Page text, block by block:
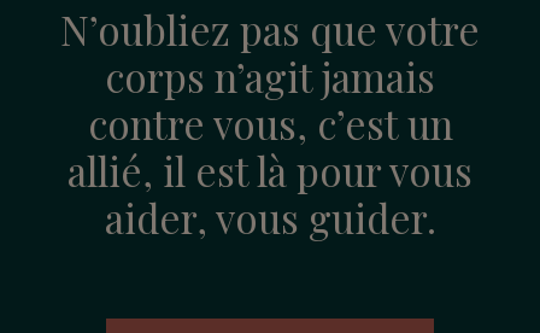
N’oubliez pas que votre
corps n’agit jamais
contre vous, c’est un
allié, il est là pour vous
aider, vous guider.